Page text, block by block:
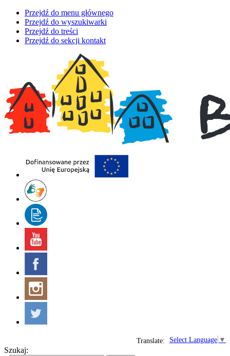
Przejdź do menu głównego
Przejdź do wyszukiwarki
Przejdź do treści
Przejdź do sekcji kontakt
Select Language ▼
Translate:
Szukaj: